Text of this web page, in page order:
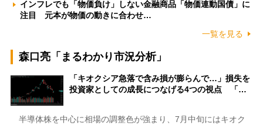
インフレでも「物価負け」しない金融商品「物価連動国債」に
注目 元本が物価の動きに合わせ…
一覧を見る
森口亮「まるわかり市況分析」
「キオクシア急落で含み損が膨らんで…」損失を
投資家としての成長につなげる4つの視点 「…
半導体株を中心に相場の調整色が強まり、7月中旬にはキオク